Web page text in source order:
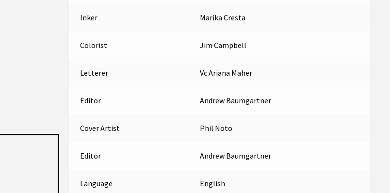
Inker Marika Cresta
Colorist Jim Campbell
Letterer Vc Ariana Maher
Editor Andrew Baumgartner
Cover Artist Phil Noto
Editor Andrew Baumgartner
Language English